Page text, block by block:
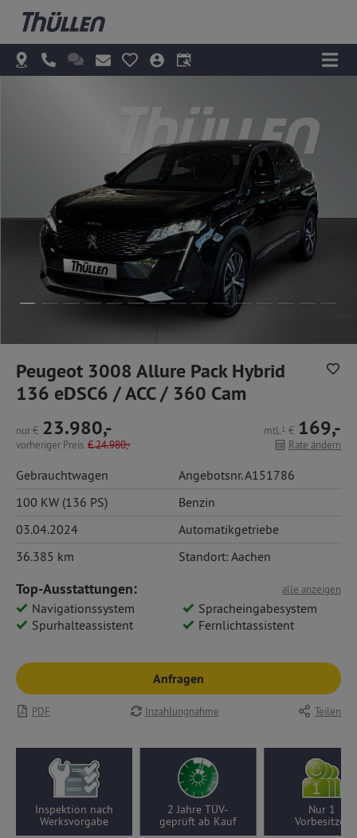
Peugeot 3008 Allure Pack Hybrid
136 eDSC6 / ACC / 360 Cam
nur€ 23.980,-
vorheriger Preis €24.980,-
mtl.1 € 169,-
Rate ändern
Gebrauchtwagen
Angebotsnr. A151786
100 KW (136 PS)
Benzin
03.04.2024
Automatikgetriebe
36.385 km
Standort: Aachen
alle anzeigen
Top-Ausstattungen:
Navigationssystem
Spracheingabesystem
Spurhalteassistent
Fernlichtassistent
Anfragen
PDF Inzahlungnahme Teilen
Inspektion nach
Werksvorgabe
2 Jahre TÜV-
geprüft ab Kauf
Nur 1
Vorbesitzer